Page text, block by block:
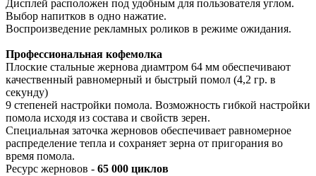
Дисплей расположен под удобным для пользователя углом.
Выбор напитков в одно нажатие.
Воспроизведение рекламных роликов в режиме ожидания.
Профессиональная кофемолка
Плоские стальные жернова диамтром 64 мм обеспечивают
качественный равномерный и быстрый помол (4,2 гр. в
секунду)
9 степеней настройки помола. Возможность гибкой настройки
помола исходя из состава и свойств зерен.
Специальная заточка жерновов обеспечивает равномерное
распределение тепла и сохраняет зерна от пригорания во
время помола.
Ресурс жерновов - 65 000 циклов